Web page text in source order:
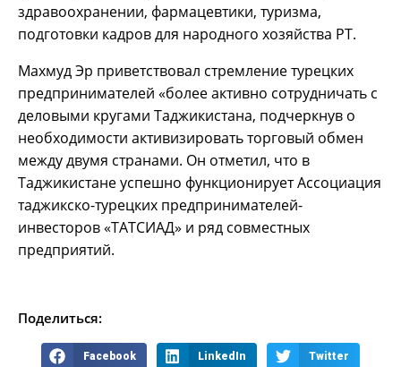
здравоохранении, фармацевтики, туризма,
подготовки кадров для народного хозяйства РТ.
Махмуд Эр приветствовал стремление турецких
предпринимателей «более активно сотрудничать с
деловыми кругами Таджикистана, подчеркнув о
необходимости активизировать торговый обмен
между двумя странами. Он отметил, что в
Таджикистане успешно функционирует Ассоциация
таджикско-турецких предпринимателей-
инвесторов «ТАТСИАД» и ряд совместных
предприятий.
Поделиться:
Facebook LinkedIn Twitter